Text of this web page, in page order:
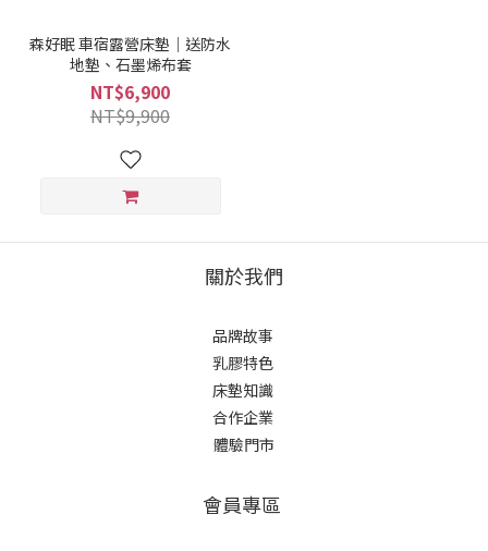
森好眠 車宿露營床墊｜送防水
地墊、石墨烯布套
NT$6,900
NT$9,900
關於我們
品牌故事
乳膠特色
床墊知識
合作企業
體驗門市
會員專區